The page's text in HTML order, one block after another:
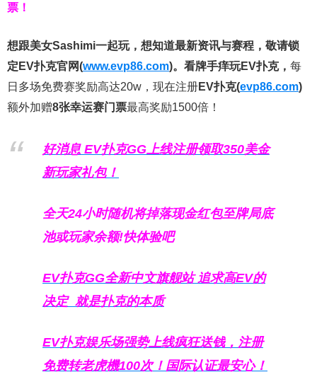
票！
想跟美女Sashimi一起玩， 想知道最新资讯与赛程， 敬请锁
定EV扑克官网(www.evp86.com)。 看牌手痒玩EV扑克， 每
日多场免费赛奖励高达20w，现在注册EV扑克(evp86.com)
额外加赠8张幸运赛门票最高奖励1500倍！
好消息 EV扑克GG上线注册领取350美金
新玩家礼包！
全天24小时随机将掉落现金红包至牌局底
池或玩家余额!快体验吧
EV扑克GG全新中文旗舰站追求高EV的
决定 就是扑克的本质
EV扑克娱乐场强势上线疯狂送钱，注册
免费转老虎機100次！国际认证最安心！